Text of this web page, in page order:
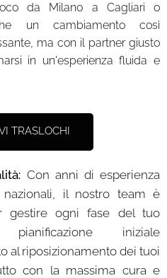
da Milano a Cagliari o
un cambiamento così
ma con il partner giusto
in un'esperienza fluida e
TRASLOCHI
Con anni di esperienza
il nostro team è
gestire ogni fase del tuo
iniziale
al riposizionamento dei tuoi
con la massima cura e